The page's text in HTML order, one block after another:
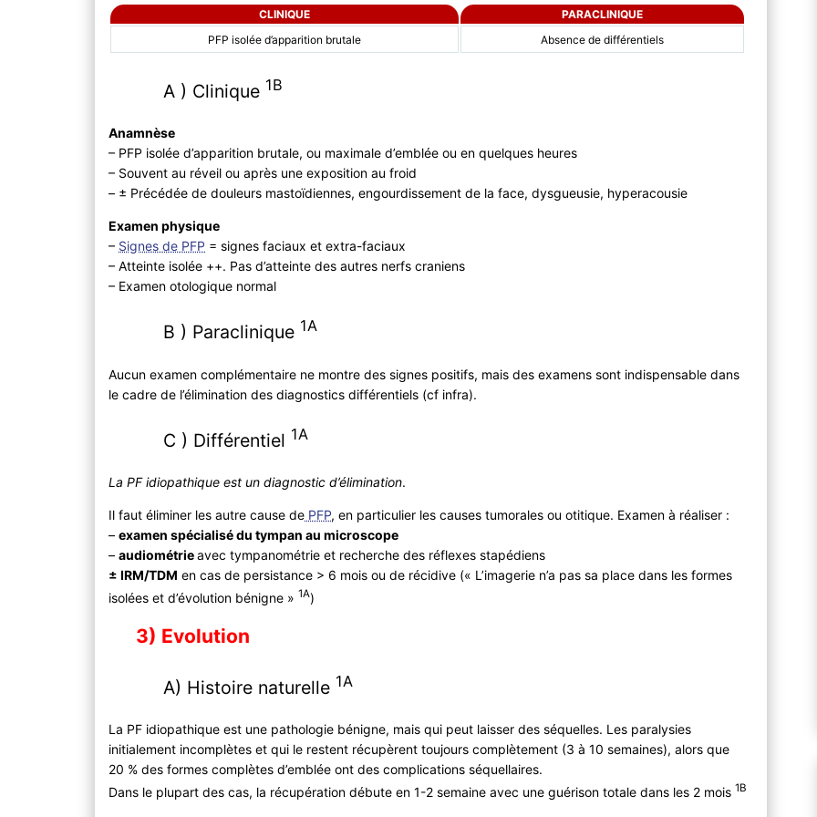
CLINIQUE
PARACLINIQUE
PFP isolée d’apparition brutale
Absence de différentiels
A ) Clinique 1B
Anamnèse
– PFP isolée d’apparition brutale, ou maximale d’emblée ou en quelques heures
– Souvent au réveil ou après une exposition au froid
– ± Précédée de douleurs mastoïdiennes, engourdissement de la face, dysgueusie, hyperacousie
Examen physique
– Signes de PFP = signes faciaux et extra-faciaux
– Atteinte isolée ++. Pas d’atteinte des autres nerfs craniens
– Examen otologique normal
B ) Paraclinique 1A
Aucun examen complémentaire ne montre des signes positifs, mais des examens sont indispensable dans
le cadre de l’élimination des diagnostics différentiels (cf infra).
C ) Différentiel 1A
La PF idiopathique est un diagnostic d’élimination.
Il faut éliminer les autre cause de PFP, en particulier les causes tumorales ou otitique. Examen à réaliser :
–examen spécialisé du tympan au microscope
–audiométrieavec tympanométrie et recherche des réflexes stapédiens
± IRM/TDM en cas de persistance > 6 mois ou de récidive (« L’imagerie n’a pas sa place dans les formes
isolées et d’évolution bénigne » 1A)
3) Evolution
A) Histoire naturelle 1A
La PF idiopathique est une pathologie bénigne, mais qui peut laisser des séquelles. Les paralysies
initialement incomplètes et qui le restent récupèrent toujours complètement (3 à 10 semaines), alors que
20 % des formes complètes d’emblée ont des complications séquellaires.
Dans le plupart des cas, la récupération débute en 1-2 semaine avec une guérison totale dans les 2 mois1B